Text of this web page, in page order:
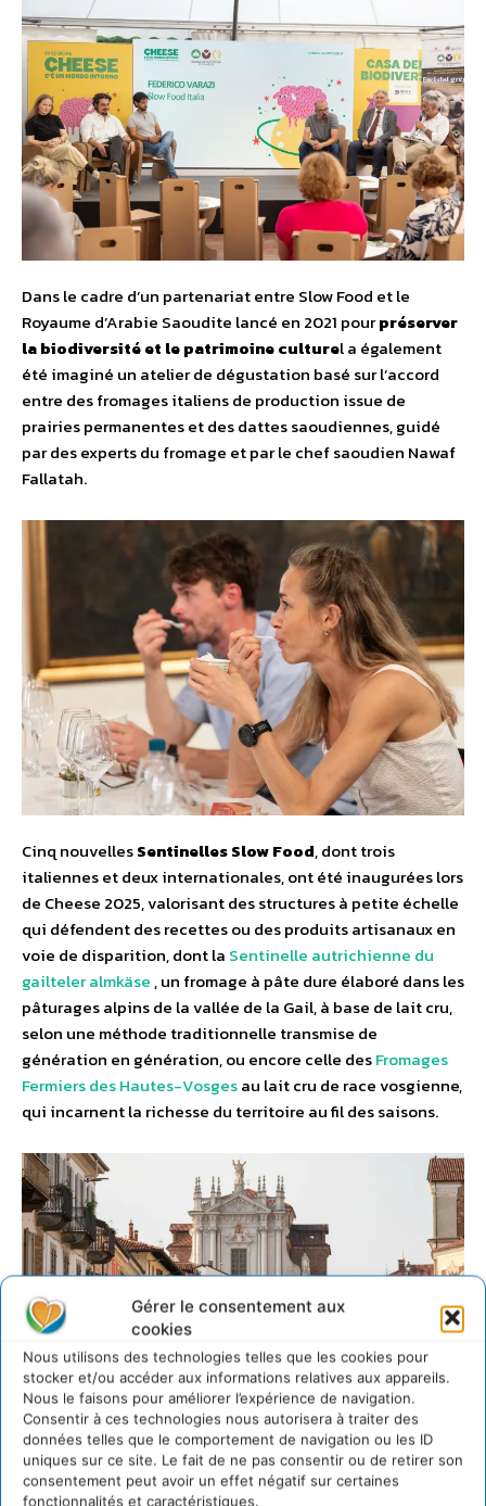
Gérer le consentement aux
cookies
Nous utilisons des technologies telles que les cookies pour
stocker et/ou accéder aux informations relatives aux appareils.
Nous le faisons pour améliorer l’expérience de navigation.
Consentir à ces technologies nous autorisera à traiter des
données telles que le comportement de navigation ou les ID
uniques sur ce site. Le fait de ne pas consentir ou de retirer son
consentement peut avoir un effet négatif sur certaines
fonctionnalités et caractéristiques.
Dans le cadre d’un partenariat entre Slow Food et le
Royaume d’Arabie Saoudite lancé en 2021 pourpréserver
la biodiversité et le patrimoine culturel a également
été imaginé un atelier de dégustation basé sur l’accord
entre des fromages italiens de production issue de
prairies permanentes et des dattes saoudiennes, guidé
par des experts du fromage et par le chef saoudien Nawaf
Fallatah.
Cinq nouvellesSentinelles Slow Food, dont trois
italiennes et deux internationales, ont été inaugurées lors
de Cheese 2025, valorisant des structures à petite échelle
qui défendent des recettes ou des produits artisanaux en
voie de disparition, dont la Sentinelle autrichienne du
gailteler almkäse, un fromage à pâte dure élaboré dans les
pâturages alpins de la vallée de la Gail, à base de lait cru,
selon une méthode traditionnelle transmise de
génération en génération, ou encore celle desFromages
Fermiers des Hautes-Vosgesau lait cru de race vosgienne,
qui incarnent la richesse du territoire au fil des saisons.
Cette édition de Cheese a